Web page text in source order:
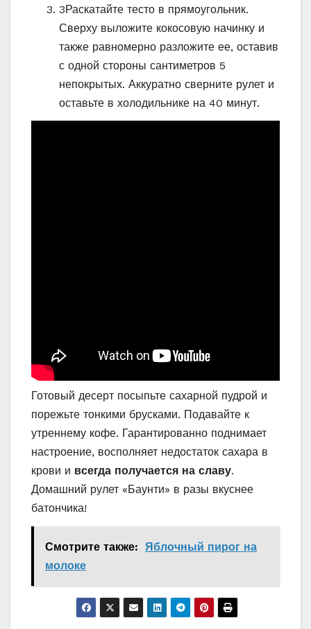
3Раскатайте тесто в прямоугольник.
Сверху выложите кокосовую начинку и
также равномерно разложите ее, оставив
с одной стороны сантиметров 5
непокрытых. Аккуратно сверните рулет и
оставьте в холодильнике на 40 минут.
Готовый десерт посыпьте сахарной пудрой и
порежьте тонкими брусками. Подавайте к
утреннему кофе. Гарантированно поднимает
настроение, восполняет недостаток сахара в
крови и всегда получается на славу.
Домашний рулет «‎Баунти»‎ в разы вкуснее
батончика!
Смотрите также: Яблочный пирог на
молоке